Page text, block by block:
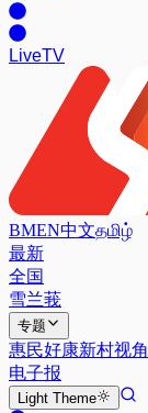
LiveTV
BMEN中文தமிழ்
最新
全国
雪兰莪
专题
惠民好康新村视角
电子报
Light Theme